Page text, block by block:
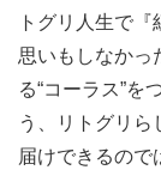
トグリ人生で
思いもしなかっ
る“コーラス”を
う、リトグリ
届けできるので